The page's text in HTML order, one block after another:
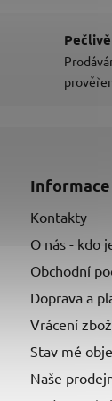
Kontakty
O nás - kdo
Obchodní
Doprava a
Vrácení
Stav mé
Naše